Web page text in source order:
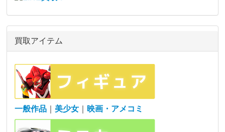
買取アイテム
一般作品 美少女 映画・アメコミ